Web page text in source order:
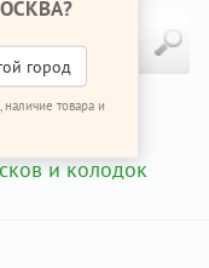
?
город
товара и
и колодок